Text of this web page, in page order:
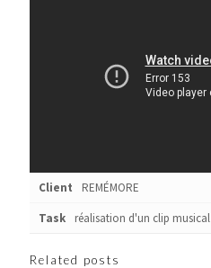
Client
REMÉMORE
Task
réalisation d'un clip musical
Related posts